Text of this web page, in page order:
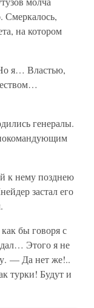
Смеркалось,
на котором
я… Властью,
генералы.
к нему позднею
застал его
бы говоря с
Этого я не
— Да нет же!..
турки! Будут и